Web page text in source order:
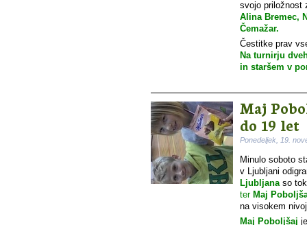
svojo priložnost
Alina Bremec,
Čemažar.
Čestitke prav
Na turnirju
in staršem v
Maj
do 19 let
Ponedeljek, 19.
Minulo soboto
v Ljubljani
Ljubljanaso
ter Maj
na visokem
Maj Poboljšaj